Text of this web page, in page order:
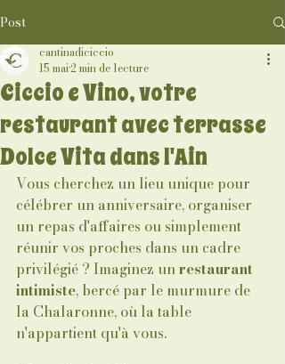
Post
Ciccio e Vino, votre
restaurant avec terrasse
Dolce Vita dans l'Ain
cantinadiciccio
15 mai2 min de lecture
Vous cherchez un lieu unique pour
célébrer un anniversaire, organiser
un repas d'affaires ou simplement
réunir vos proches dans un cadre
privilégié ? Imaginez un restaurant
intimiste, bercé par le murmure de
la Chalaronne, où la table
n'appartient qu'à vous.